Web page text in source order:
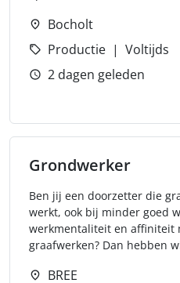
Bocholt
Productie
Voltijds
2 dagen geleden
Grondwerker
Ben jij een doorzetter die
werkt, ook bij minder goed
werkmentaliteit en affiniteit
graafwerken? Dan hebben
BREE